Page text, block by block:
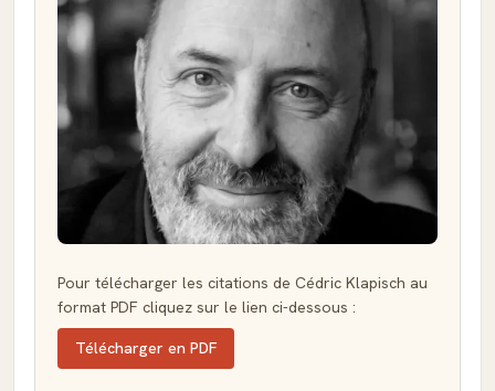
Pour télécharger les citations de Cédric Klapisch au
format PDF cliquez sur le lien ci-dessous :
Télécharger en PDF